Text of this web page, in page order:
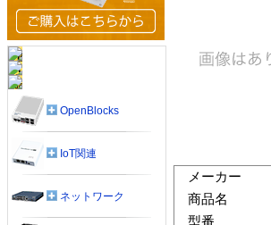
メーカー
商品名
型番
OpenBlocks
IoT関連
ネットワーク